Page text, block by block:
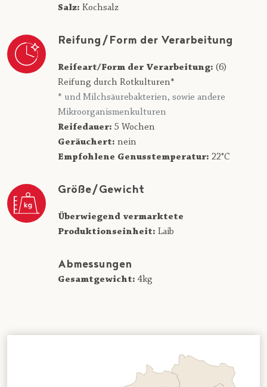
Salz: Kochsalz
Reifung/Form der Verarbeitung
Reifeart/Form der Verarbeitung: (6)
Reifung durch Rotkulturen*
* und Milchsäurebakterien, sowie andere
Mikroorganismenkulturen
Reifedauer: 5 Wochen
Geräuchert: nein
Empfohlene Genusstemperatur: 22°C
Größe/Gewicht
Überwiegend vermarktete
Produktionseinheit: Laib
Abmessungen
Gesamtgewicht: 4kg